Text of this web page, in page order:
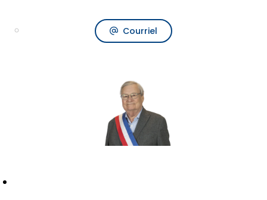
Courriel